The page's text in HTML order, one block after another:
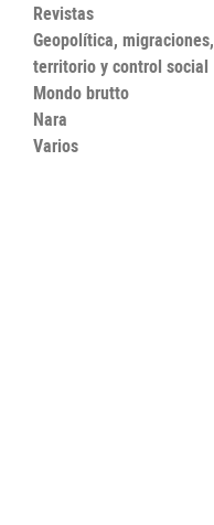
Revistas
Geopolítica, migraciones,
territorio y control social
Mondo brutto
Nara
Varios